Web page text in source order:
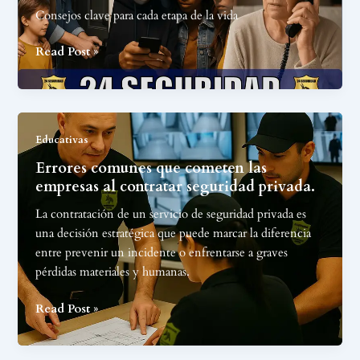
Consejos clave para cada etapa de la vida
Concientización
en
seguridad
Read Post »
Educativas
Errores comunes que cometen las
empresas al contratar seguridad privada.
La contratación de un servicio de seguridad privada es
una decisión estratégica que puede marcar la diferencia
entre prevenir un incidente o enfrentarse a graves
pérdidas materiales y humanas.
Errores
comunes
que
Read Post »